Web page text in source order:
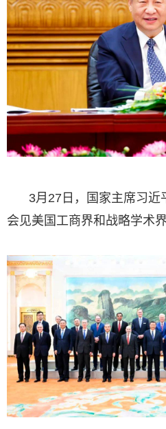
3月27日，国家主席习
会见美国工商界和战略学术界